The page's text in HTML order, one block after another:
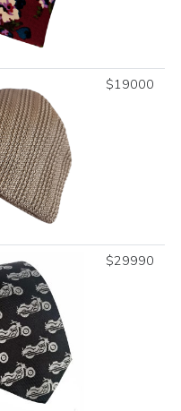
$19000
$29990